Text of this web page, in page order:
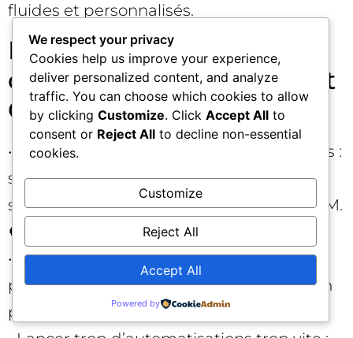
fluides et personnalisés.
Erreurs à éviter lors du
déploiement de HubSpot
CRM
• Sauter l’étape des définitions communes :
sans vocabulaire partagé (MQL, SQL,
stages), vous recréez des silos dans le CRM.
🚫
• Multiplier les propriétés inutiles :
privilégiez la simplicité et la normalisation
pour garder des données exploitables.
We respect your privacy
Cookies help us improve your experience,
deliver personalized content, and analyze
traffic. You can choose which cookies to allow
by clicking Customize. Click Accept All to
consent or Reject All to decline non-essential
cookies.
Customize
Reject All
Accept All
Powered by